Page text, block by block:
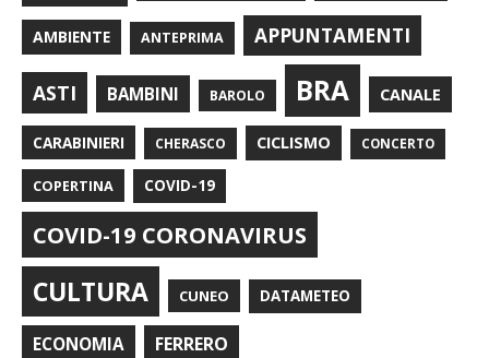
AMBIENTE ANTEPRIMA APPUNTAMENTI
ASTI BAMBINI BAROLO BRA CANALE
CARABINIERI CHERASCO CICLISMO CONCERTO
COPERTINA COVID-19
COVID-19 CORONAVIRUS
CULTURA CUNEO DATAMETEO
ECONOMIA FERRERO